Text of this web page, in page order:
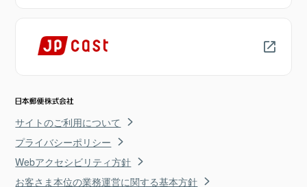
サイトのご利用について
プライバシーポリシー
Webアクセシビリティ方針
お客さま本位の業務運営に関する基本方針